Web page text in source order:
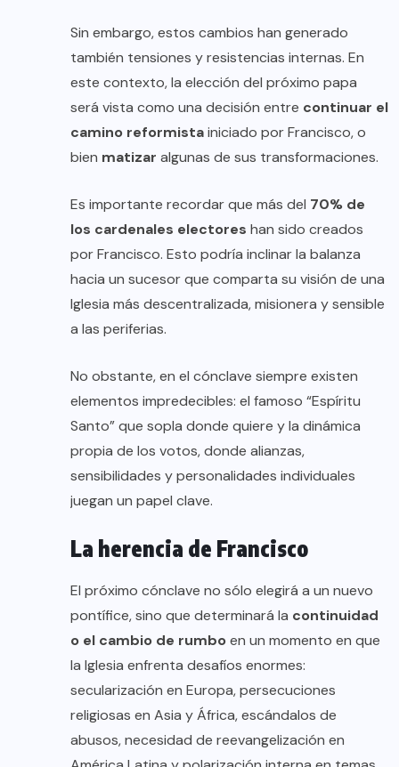
Sin embargo, estos cambios han generado
también tensiones y resistencias internas. En
este contexto, la elección del próximo papa
será vista como una decisión entre continuar el
camino reformistainiciado por Francisco, o
bien matizar algunas de sus transformaciones.
Es importante recordar que más del 70% de
los cardenales electores han sido creados
por Francisco. Esto podría inclinar la balanza
hacia un sucesor que comparta su visión de una
Iglesia más descentralizada, misionera y sensible
a las periferias.
No obstante, en el cónclave siempre existen
elementos impredecibles: el famoso “Espíritu
Santo” que sopla donde quiere y la dinámica
propia de los votos, donde alianzas,
sensibilidades y personalidades individuales
juegan un papel clave.
La herencia de Francisco
El próximo cónclave no sólo elegirá a un nuevo
pontífice, sino que determinará la continuidad
o el cambio de rumboen un momento en que
la Iglesia enfrenta desafíos enormes:
secularización en Europa, persecuciones
religiosas en Asia y África, escándalos de
abusos, necesidad de reevangelización en